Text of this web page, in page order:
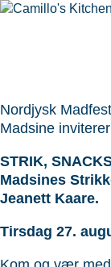
Nordjysk
Madsine
STRIK,
Madsines
Jeanett Kaare.
Tirsdag 27.